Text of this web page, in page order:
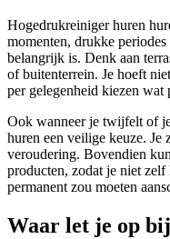
Hogedrukreiniger huren
momenten, drukke
belangrijk is. Denk aan
of buitenterrein. Je hoeft
per gelegenheid kiezen
Ook wanneer je twijfelt of
huren een veilige keuze. Je
veroudering. Bovendien
producten, zodat je niet
permanent zou moeten
Waar let je op